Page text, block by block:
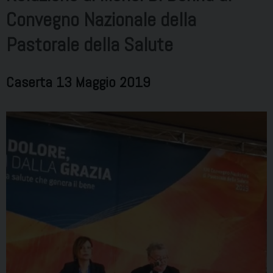
Convegno Nazionale della
Pastorale della Salute
Caserta 13 Maggio 2019